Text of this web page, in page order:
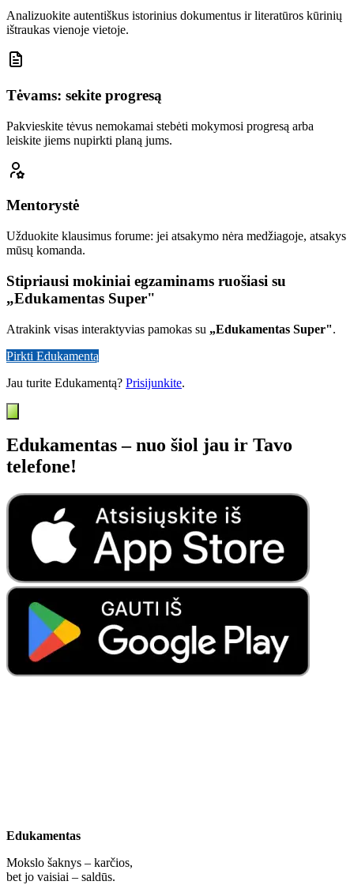
Analizuokite autentiškus istorinius dokumentus ir literatūros kūrinių
ištraukas vienoje vietoje.
Tėvams: sekite progresą
Pakvieskite tėvus nemokamai stebėti mokymosi progresą arba
leiskite jiems nupirkti planą jums.
Mentorystė
Užduokite klausimus forume: jei atsakymo nėra medžiagoje, atsakys
mūsų komanda.
Stipriausi mokiniai egzaminams ruošiasi su
„Edukamentas Super"
Atrakink visas interaktyvias pamokas su „Edukamentas Super".
Pirkti Edukamentą
Jau turite Edukamentą? Prisijunkite.
Edukamentas – nuo šiol jau ir Tavo
telefone!
Edukamentas
Mokslo šaknys – karčios,
bet jo vaisiai – saldūs.